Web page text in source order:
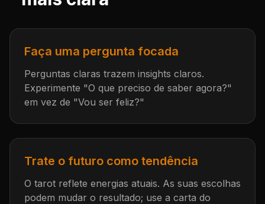
Faça uma pergunta focada
Perguntas claras trazem insights claros.
Experimente "O que preciso de saber agora?"
em vez de "Vou ser feliz?"
Trate o futuro como tendência
O tarot reflete energias atuais. As suas escolhas
podem mudar o resultado; use a carta do